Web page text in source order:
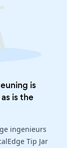
is
is the
ingenieurs
Tip Jar